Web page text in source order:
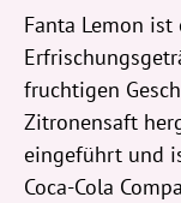
Fanta Lemon
fruchtigen
Zitronensaft
eingeführt und
Coca-Cola